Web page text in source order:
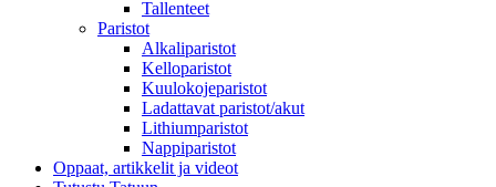
Tallenteet
Paristot
Alkaliparistot
Kelloparistot
Kuulokojeparistot
Ladattavat paristot/akut
Lithiumparistot
Nappiparistot
Oppaat, artikkelit ja videot